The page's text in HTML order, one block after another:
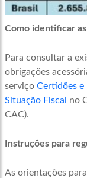
Como identificar
Para consultar a
obrigações
serviço Certidões e
Situação Fiscal
no
CAC).
Instruções para
As orientações